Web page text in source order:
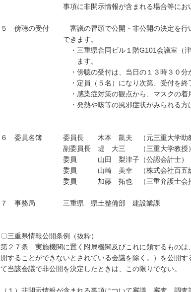
事項に非開示情報が含まれる場合等においては
５ 傍聴の受付 審議の冒頭で公開・非公開の決定を行い
できます。
・三重県合同ビル１階G101会議室（津市栄町
ます。
・傍聴の受付は、当日の１３時３０分から、
・定員（５名）になり次第、受付を終了
・感染症対策の観点から、マスクの着用や手
・発熱や咳等の風邪症状がみられる方は来場
６ 委員名簿 委員長 木本 凱夫 （元三重大学助教
副委員長 堤 大三 （三重大学教授）
委員 山田 梨津子（公認会計士）
委員 山崎 美幸 （株式会社百五総合研究
委員 加藤 拓也 （三重弁護士会推薦
７ 事務局 三重県 県土整備部 建設業課
〇三重県情報公開条例（抜粋）
第２７条 実施機関に置く附属機関及びこれに類するものは
開することができないとされている会議を除く。）を公開
て当該会議で非公開を決定したときは、この限りでない。